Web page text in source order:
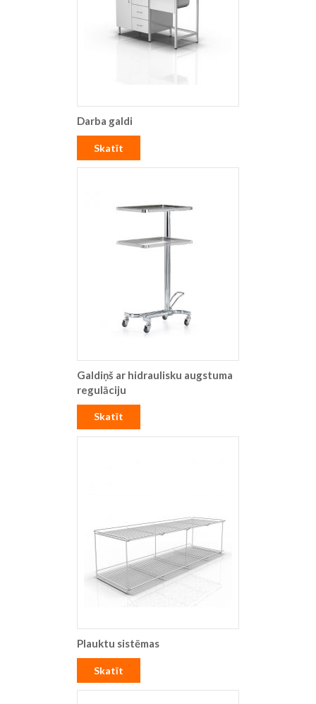
Darba galdi
Skatīt
Galdiņš ar hidraulisku augstuma
regulāciju
Skatīt
Plauktu sistēmas
Skatīt